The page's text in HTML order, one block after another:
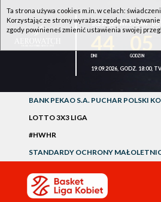
1KS ŚLĘZA WROCŁAW -
19.09.2026, GODZ. 18:00,
BANK PEKAO S.A. PUCHAR POLSKI
LOTTO 3X3 LIGA
#HWHR
STANDARDY OCHRONY
Ta strona używa cookies m.in. w celach:
Korzystając ze strony wyrażasz zgodę na
zgody powinieneś zmienić ustawienia swojej